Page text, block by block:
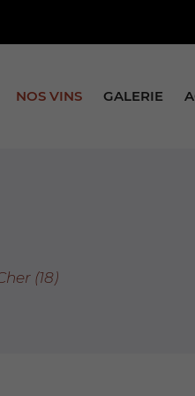
NOS VINS GALERIE
(18)